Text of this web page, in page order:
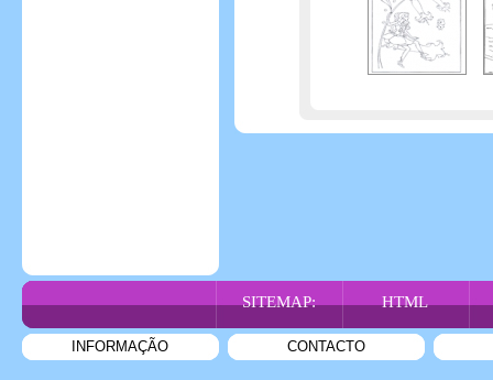
SITEMAP: HTML
INFORMAÇÃO CONTACTO